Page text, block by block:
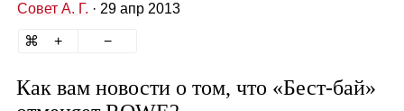
Совет А. Г. · 29 апр 2013
Как вам новости о том, что «Бест‑бай»